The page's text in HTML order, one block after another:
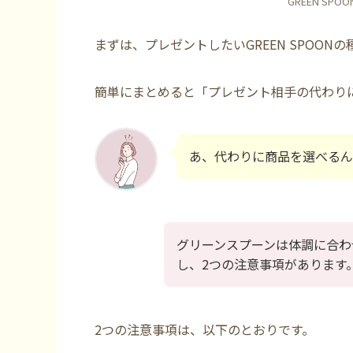
まずは、プレゼントしたいGREEN SPOONの
簡単にまとめると 「プレゼント相手の代わ
あ、代わりに商品を選べる
グリーンスプーンは体調に合
し、2つの注意事項があります
2つの注意事項は、以下のとおりです。